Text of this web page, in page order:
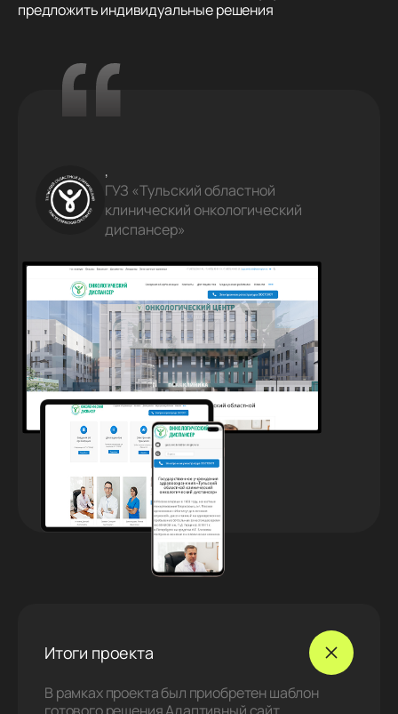
предложить индивидуальные решения
,
ГУЗ «Тульский областной
клинический онкологический
диспансер»
Итоги проекта
В рамках проекта был приобретен шаблон